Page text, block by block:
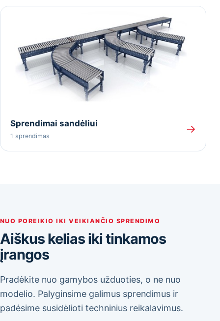
Sprendimai sandėliui
1 sprendimas
→
NUO POREIKIO IKI VEIKIANČIO SPRENDIMO
Aiškus kelias iki tinkamos
įrangos
Pradėkite nuo gamybos užduoties, o ne nuo
modelio. Palyginsime galimus sprendimus ir
padėsime susidėlioti techninius reikalavimus.